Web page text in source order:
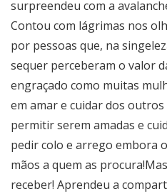
surpreendeu com a
Contou com lágrimas nos
por pessoas que, na
sequer perceberam o valor
engraçado como muitas
em amar e cuidar dos
permitir serem amadas e
pedir colo e arrego embora
mãos a quem as
receber! Aprendeu a